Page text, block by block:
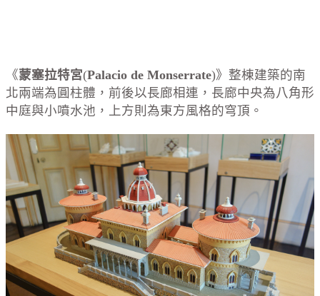
《蒙塞拉特宮(Palacio de Monserrate)》整棟建築的南
北兩端為圓柱體，前後以長廊相連，長廊中央為八角形
中庭與小噴水池，上方則為東方風格的穹頂。